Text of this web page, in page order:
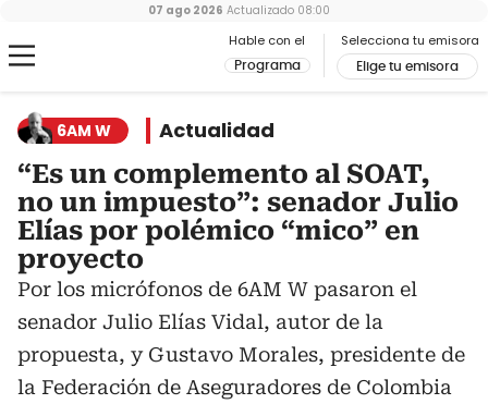
Hable con el
Programa
Selecciona tu emisora
Elige tu emisora
07 ago 2026 Actualizado 08:00
6AM W Actualidad
“Es un complemento al SOAT,
no un impuesto”: senador Julio
Elías por polémico “mico” en
proyecto
Por los micrófonos de 6AM W pasaron el
senador Julio Elías Vidal, autor de la
propuesta, y Gustavo Morales, presidente de
la Federación de Aseguradores de Colombia